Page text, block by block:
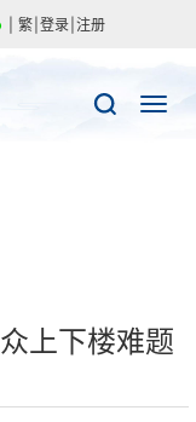
繁 登录 注册
上下楼难题